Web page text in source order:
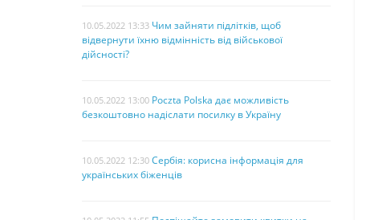
10.05.2022 13:33 Чим зайняти підлітків, щоб
відвернути їхню відмінність від військової
дійсності?
10.05.2022 13:00 Poczta Polska дає можливість
безкоштовно надіслати посилку в Україну
10.05.2022 12:30 Сербія: корисна інформація для
українських біженців